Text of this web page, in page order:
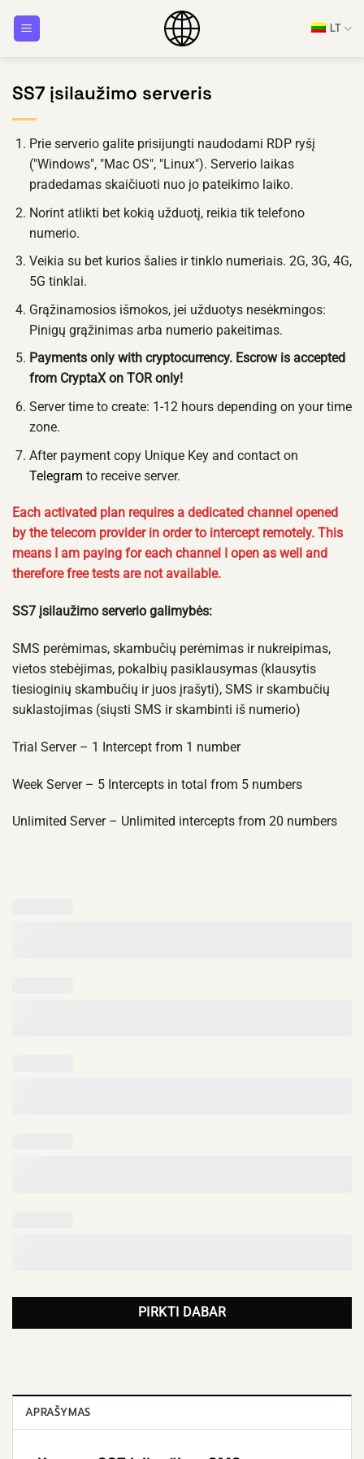
LT
SS7 įsilaužimo serveris
Prie serverio galite prisijungti naudodami RDP ryšį
("Windows", "Mac OS", "Linux"). Serverio laikas
pradedamas skaičiuoti nuo jo pateikimo laiko.
Norint atlikti bet kokią užduotį, reikia tik telefono
numerio.
Veikia su bet kurios šalies ir tinklo numeriais. 2G, 3G, 4G,
5G tinklai.
Grąžinamosios išmokos, jei užduotys nesėkmingos:
Pinigų grąžinimas arba numerio pakeitimas.
Payments only with cryptocurrency. Escrow is accepted
from CryptaX on TOR only!
Server time to create: 1-12 hours depending on your time
zone.
After payment copy Unique Key and contact on
Telegram to receive server.
Each activated plan requires a dedicated channel opened
by the telecom provider in order to intercept remotely. This
means I am paying for each channel I open as well and
therefore free tests are not available.
SS7 įsilaužimo serverio galimybės:
SMS perėmimas, skambučių perėmimas ir nukreipimas,
vietos stebėjimas, pokalbių pasiklausymas (klausytis
tiesioginių skambučių ir juos įrašyti), SMS ir skambučių
suklastojimas (siųsti SMS ir skambinti iš numerio)
Trial Server – 1 Intercept from 1 number
Week Server – 5 Intercepts in total from 5 numbers
Unlimited Server – Unlimited intercepts from 20 numbers
PIRKTI DABAR
APRAŠYMAS